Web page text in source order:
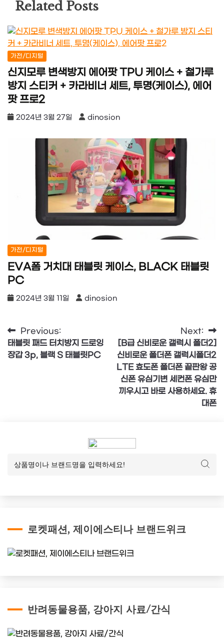
Related Posts
가전/디지털
신지모루 변색방지 에어팟 TPU 케이스 + 철가루
방지 스티커 + 카라비너 세트, 투명(케이스), 에어
팟 프로2
2024년 3월 27일 dinosion
가전/디지털
EVA폼 거치대 태블릿 케이스, BLACK 태블릿
PC
2024년 3월 11일 dinosion
글
탐
Previous:
태블릿 패드 터치방지 드로잉
장갑 3p, 블랙 S 태블릿PC
Next:
[B급 신비로운 갤럭시 폴더2]
신비로운 폴더폰 갤럭시폴더2
LTE 효도폰 폴더폰 끝판왕 공
신폰 유심기변 세컨폰 유심만
끼우시고 바로 사용하세요. 휴
대폰
로켓패션, 제이에스티나 브랜드위크
반려동물용품, 강아지 사료/간식